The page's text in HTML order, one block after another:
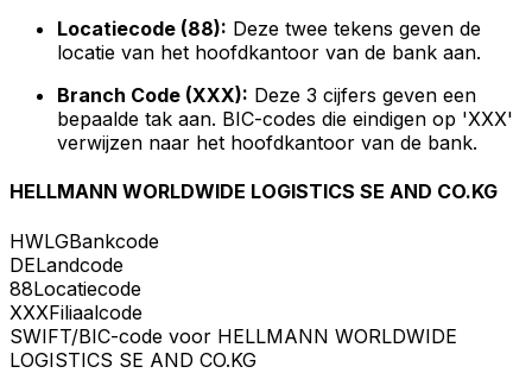
Locatiecode (88): Deze twee tekens geven de
locatie van het hoofdkantoor van de bank aan.
Branch Code (XXX): Deze 3 cijfers geven een
bepaalde tak aan. BIC-codes die eindigen op 'XXX'
verwijzen naar het hoofdkantoor van de bank.
HELLMANN WORLDWIDE LOGISTICS SE AND CO.KG
HWLGBankcode
DELandcode
88Locatiecode
XXXFiliaalcode
SWIFT/BIC-code voor HELLMANN WORLDWIDE
LOGISTICS SE AND CO.KG